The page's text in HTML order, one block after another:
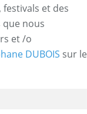
et des
que nous
et /o
DUBOIS sur le